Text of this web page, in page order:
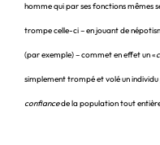
homme qui par ses fonctions mêmes
trompe celle-ci – en jouant de
(par exemple) – commet en effet un «
simplement trompé et volé un
confiancede la population tout